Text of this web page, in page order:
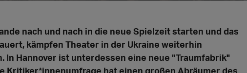
nach und nach in die neue Spielzeit starten und das
kämpfen Theater in der Ukraine weiterhin
In Hannover ist unterdessen eine neue "Traumfabrik"
Kritiker*innenumfrage hat einen großen Abräumer des